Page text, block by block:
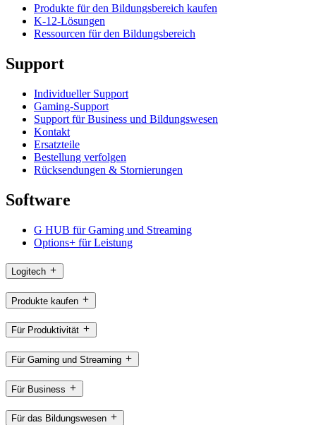
Produkte für den Bildungsbereich kaufen
K-12-Lösungen
Ressourcen für den Bildungsbereich
Support
Individueller Support
Gaming-Support
Support für Business und Bildungswesen
Kontakt
Ersatzteile
Bestellung verfolgen
Rücksendungen & Stornierungen
Software
G HUB für Gaming und Streaming
Options+ für Leistung
Logitech
Produkte kaufen
Für Produktivität
Für Gaming und Streaming
Für Business
Für das Bildungswesen